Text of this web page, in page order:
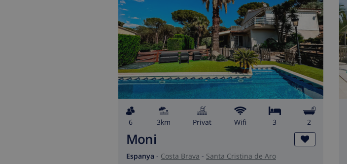
6 3km Privat wifi 3 2
Moni
Espanya - Costa Brava - Santa Cristina de Aro